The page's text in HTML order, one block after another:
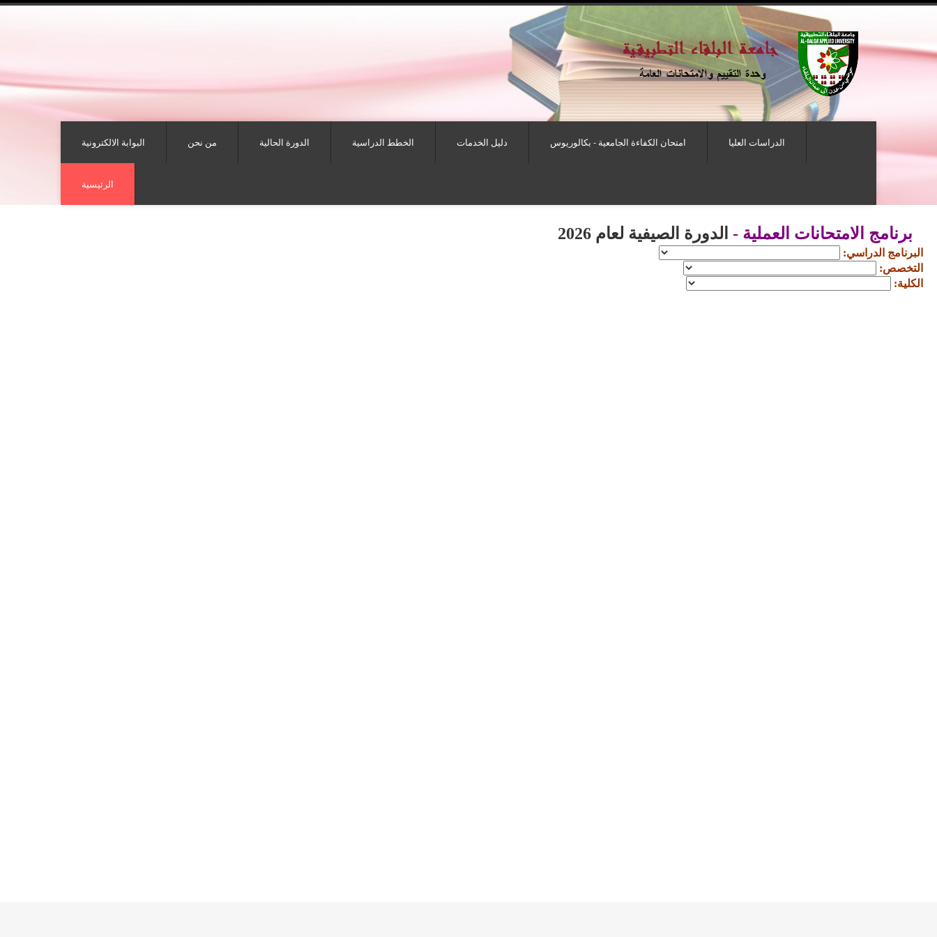
البوابة الالكترونية من نحن الدورة الحالية الخطط الدراسية دليل الخدمات امتحان الكفاءة الجامعية - بكالوريوس الدراسات العليا
الرئيسية
برنامج الامتحانات العملية - الدورة الصيفية لعام 2026
البرنامج الدراسي:
التخصص:
الكلية: